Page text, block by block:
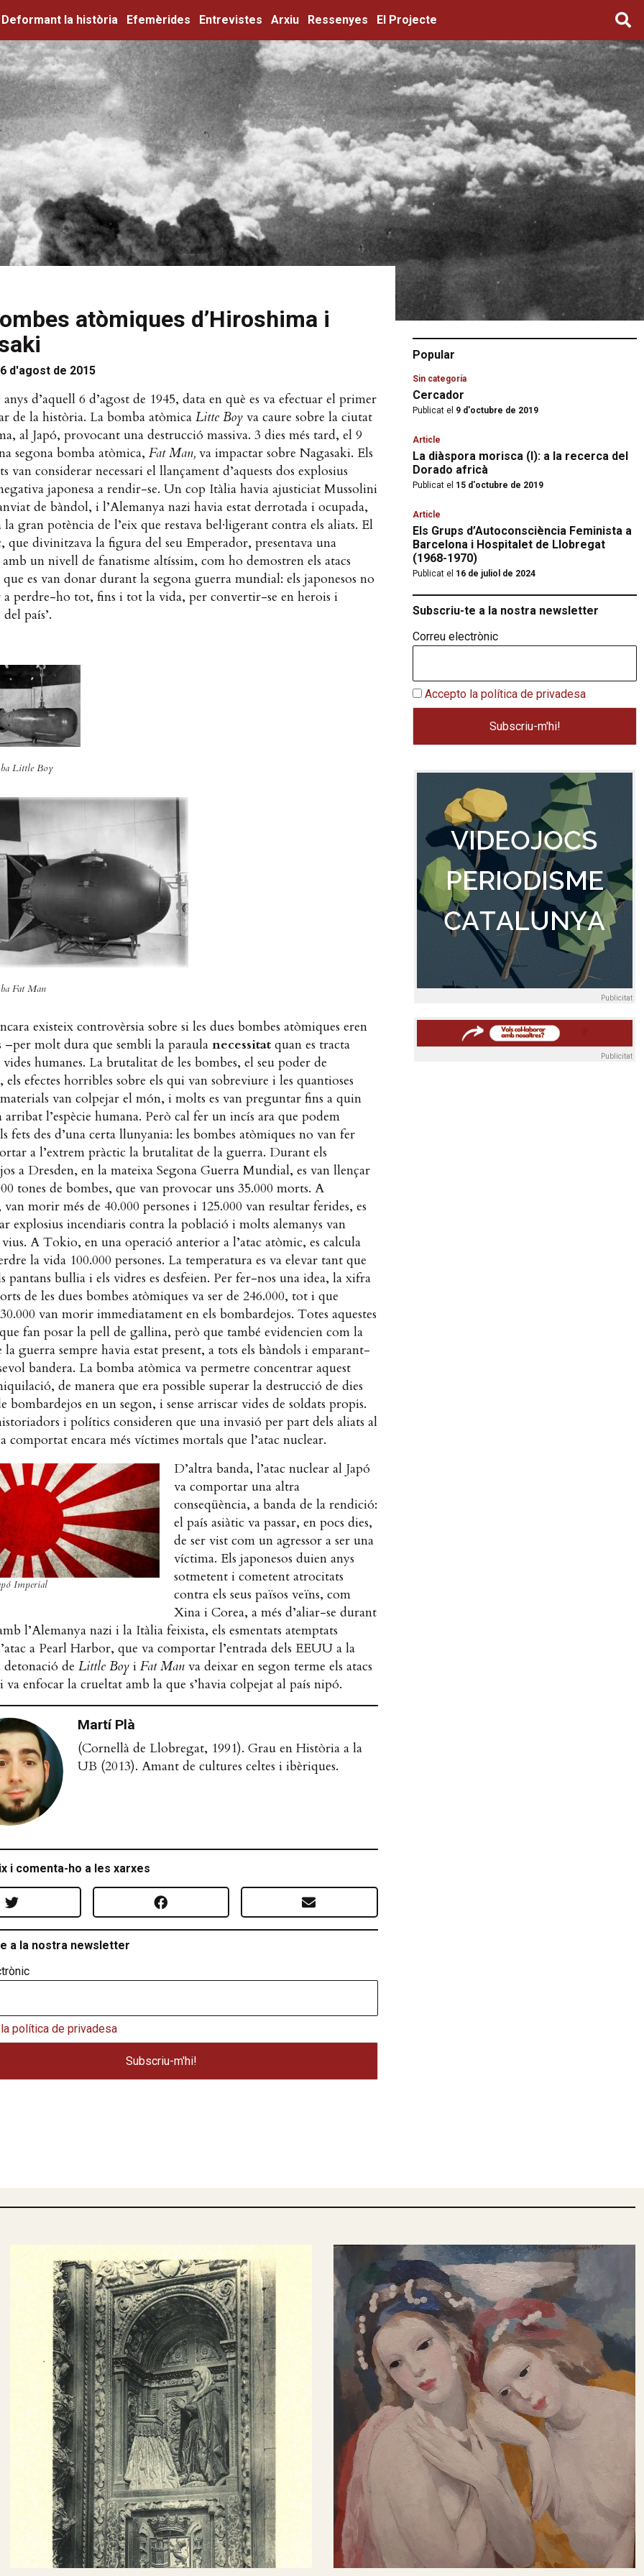
Deformant la història Efemèrides Entrevistes Arxiu Ressenyes El Projecte
atòmiques d’Hiroshima i
d'agost de 2015
d’aquell 6 d’agost de 1945, data en què es va efectuar el primer
de la història. La bomba atòmicaLitte Boy va caure sobre la ciutat
al Japó, provocant una destrucció massiva. 3 dies més tard, el 9
segona bomba atòmica, Fat Man, va impactar sobre Nagasaki. Els
van considerar necessari el llançament d’aquests dos explosius
japonesa a rendir-se. Un cop Itàlia havia ajusticiat Mussolini
de bàndol, i l’Alemanya nazi havia estat derrotada i ocupada,
la gran potència de l’eix que restava bel·ligerant contra els aliats. El
que divinitzava la figura del seu Emperador, presentava una
amb un nivell de fanatisme altíssim, com ho demostren els atacs
que es van donar durant la segona guerra mundial: els japonesos no
perdre-ho tot, fins i tot la vida, per convertir-se en herois i
país’.
Little Boy
Fat Man
existeix controvèrsia sobre si les dues bombes atòmiques eren
–per molt dura que sembli la paraula necessitat quan es tracta
humanes. La brutalitat de les bombes, el seu poder de
els efectes horribles sobre els qui van sobreviure i les quantioses
materials van colpejar el món, i molts es van preguntar fins a quin
l’espècie humana. Però cal fer un incís ara que podem
fets des d’una certa llunyania: les bombes atòmiques no van fer
a l’extrem pràctic la brutalitat de la guerra. Durant els
a Dresden, en la mateixa Segona Guerra Mundial, es van llençar
tones de bombes, que van provocar uns 35.000 morts. A
morir més de 40.000 persones i 125.000 van resultar ferides, es
explosius incendiaris contra la població i molts alemanys van
A Tokio, en una operació anterior a l’atac atòmic, es calcula
la vida 100.000 persones. La temperatura es va elevar tant que
pantans bullia i els vidres es desfeien. Per fer-nos una idea, la xifra
de les dues bombes atòmiques va ser de 246.000, tot i que
van morir immediatament en els bombardejos. Totes aquestes
fan posar la pell de gallina, però que també evidencien com la
guerra sempre havia estat present, a tots els bàndols i emparant-
bandera. La bomba atòmica va permetre concentrar aquest
de manera que era possible superar la destrucció de dies
bombardejos en un segon, i sense arriscar vides de soldats propis.
i polítics consideren que una invasió per part dels aliats al
comportat encara més víctimes mortals que l’atac nuclear.
Imperial
D’altra banda, l’atac nuclear al Japó
va comportar una altra
conseqüència, a banda de la rendició:
el país asiàtic va passar, en pocs dies,
de ser vist com un agressor a ser una
víctima. Els japonesos duien anys
sotmetent i cometent atrocitats
contra els seus països veïns, com
Xina i Corea, a més d’aliar-se durant
l’Alemanya nazi i la Itàlia feixista, els esmentats atemptats
a Pearl Harbor, que va comportar l’entrada dels EEUU a la
de Little Boy i Fat Man va deixar en segon terme els atacs
va enfocar la crueltat amb la que s’havia colpejat al país nipó.
Martí Plà
(Cornellà de Llobregat, 1991). Grau en Història a la
UB (2013). Amant de cultures celtes i ibèriques.
i comenta-ho a les xarxes
a la nostra newsletter
política de privadesa
Popular
Sin categoría
Cercador
Publicat el 9 d'octubre de 2019
Article
La diàspora morisca (I): a la recerca del
Dorado africà
Publicat el 15 d'octubre de 2019
Article
Els Grups d’Autoconsciència Feminista a
Barcelona i Hospitalet de Llobregat
(1968-1970)
Publicat el 16 de juliol de 2024
Subscriu-te a la nostra newsletter
Correu electrònic
Accepto la política de privadesa
Publicitat
Publicitat